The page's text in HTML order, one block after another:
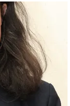
Scopus
SCHOLAR